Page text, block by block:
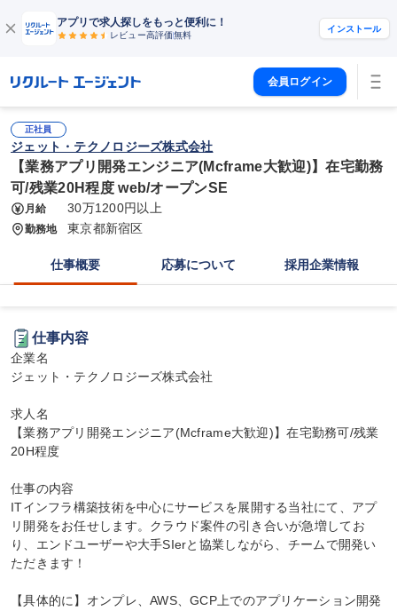
アプリで求人探しをもっと便利に！
レビュー高評価無料
インストール
会員ログイン
正社員
ジェット・テクノロジーズ株式会社
【業務アプリ開発エンジニア(Mcframe大歓迎)】在宅勤務
可/残業20H程度 web/オープンSE
月給 30万1200円以上
勤務地 東京都新宿区
仕事概要 応募について 採用企業情報
仕事内容
企業名
ジェット・テクノロジーズ株式会社
求人名
【業務アプリ開発エンジニア(Mcframe大歓迎)】在宅勤務可/残業
20H程度
仕事の内容
ITインフラ構築技術を中心にサービスを展開する当社にて、アプ
リ開発をお任せします。クラウド案件の引き合いが急増してお
り、エンドユーザーや大手SIerと協業しながら、チームで開発い
ただきます！
【具体的に】オンプレ、AWS、GCP上でのアプリケーション開発